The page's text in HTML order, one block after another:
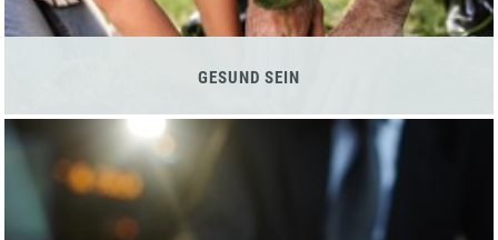
GESUND SEIN